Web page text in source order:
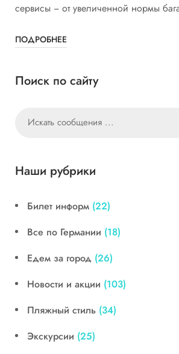
сервисы − от увеличенной нормы
ПОДРОБНЕЕ
Поиск по сайту
Наши рубрики
Билет информ (22)
Все по Германии (18)
Едем за город (26)
Новости и акции (103)
Пляжный стиль (34)
Экскурсии (25)